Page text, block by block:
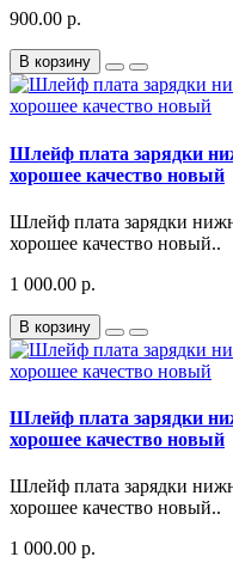
900.00 р.
В корзину
Шлейф плата зарядки
хорошее качество новый
Шлейф плата зарядки
хорошее качество новый..
1 000.00 р.
В корзину
Шлейф плата зарядки
хорошее качество новый
Шлейф плата зарядки
хорошее качество новый..
1 000.00 р.